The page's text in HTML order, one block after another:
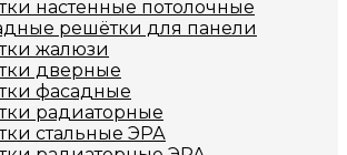
настенные потолочные
решётки для панели
жалюзи
дверные
фасадные
радиаторные
стальные ЭРА